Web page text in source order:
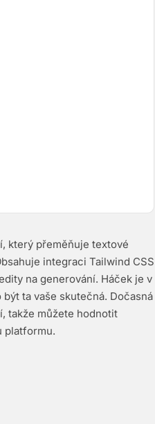
který přeměňuje textové
integraci Tailwind CSS
na generování. Háček je v
ta vaše skutečná. Dočasná
takže můžete hodnotit
platformu.